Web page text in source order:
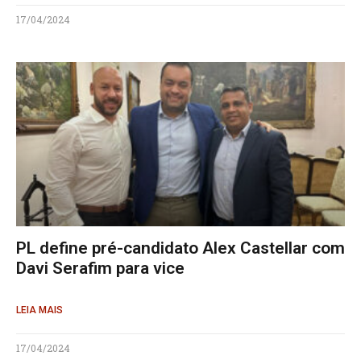
17/04/2024
PL define pré-candidato Alex Castellar com
Davi Serafim para vice
LEIA MAIS
17/04/2024